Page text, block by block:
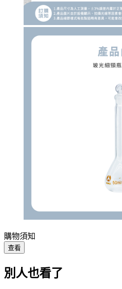
購物須知
查看
別人也看了